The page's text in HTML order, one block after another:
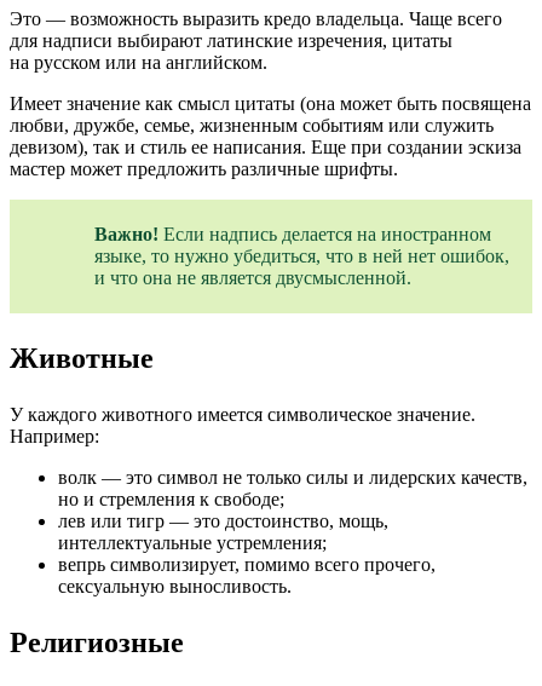
Это — возможность выразить кредо владельца. Чаще всего
для надписи выбирают латинские изречения, цитаты
на русском или на английском.
Имеет значение как смысл цитаты (она может быть посвящена
любви, дружбе, семье, жизненным событиям или служить
девизом), так и стиль ее написания. Еще при создании эскиза
мастер может предложить различные шрифты.
Важно! Если надпись делается на иностранном
языке, то нужно убедиться, что в ней нет ошибок,
и что она не является двусмысленной.
Животные
У каждого животного имеется символическое значение.
Например:
волк — это символ не только силы и лидерских качеств,
но и стремления к свободе;
лев или тигр — это достоинство, мощь,
интеллектуальные устремления;
вепрь символизирует, помимо всего прочего,
сексуальную выносливость.
Религиозные